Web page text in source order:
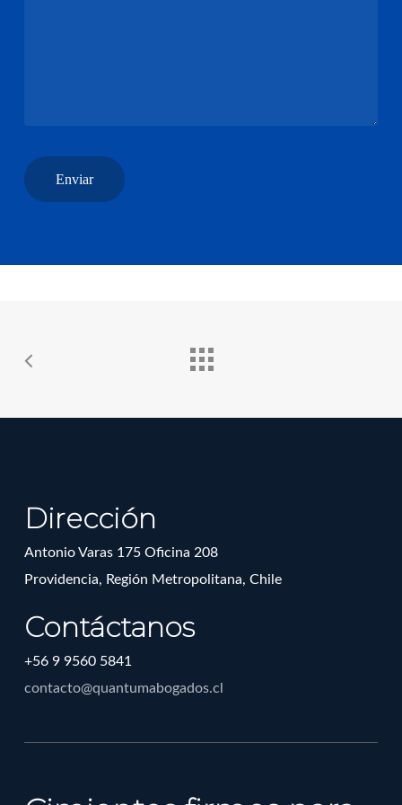
Dirección
Antonio Varas 175 Oficina 208
Providencia, Región Metropolitana, Chile
Contáctanos
+56 9 9560 5841
contacto@quantumabogados.cl